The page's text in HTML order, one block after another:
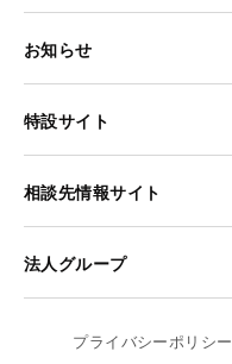
お知らせ
特設サイト
相談先情報サイト
法人グループ
プライバシーポリシー